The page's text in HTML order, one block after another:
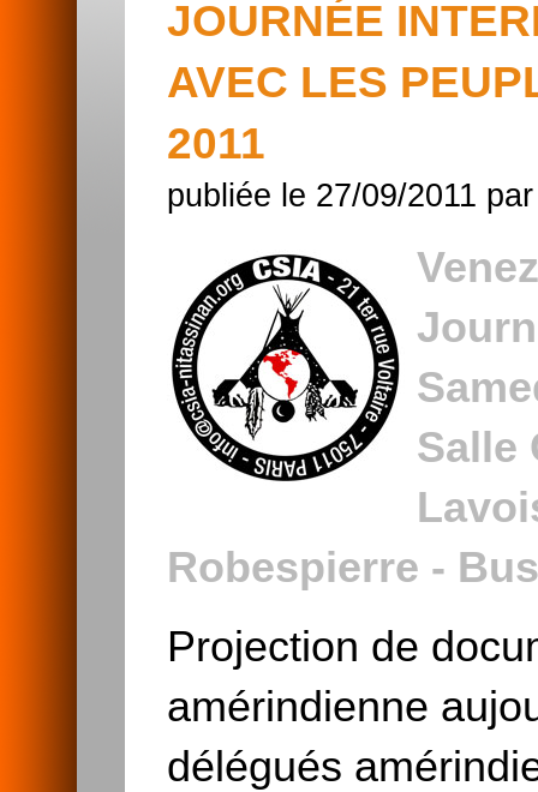
JOURNÉE
AVEC LES
2011
publiée le 27/09/2011
Salle
Robespierre -
Projection de
amérindienne
délégués